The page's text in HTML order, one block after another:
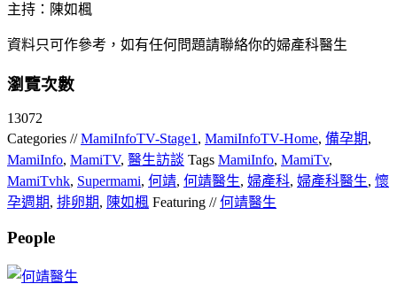
主持：陳如楓
資料只可作參考，如有任何問題請聯絡你的婦產科醫生
瀏覽次數
13072
Categories //MamiInfoTV-Stage1 , MamiInfoTV-Home, 備孕期,
MamiInfo, MamiTV, 醫生訪談 Tags MamiInfo, MamiTv,
MamiTvhk, Supermami, 何靖, 何靖醫生, 婦產科, 婦產科醫生, 懷
孕週期, 排卵期, 陳如楓 Featuring //何靖醫生
People